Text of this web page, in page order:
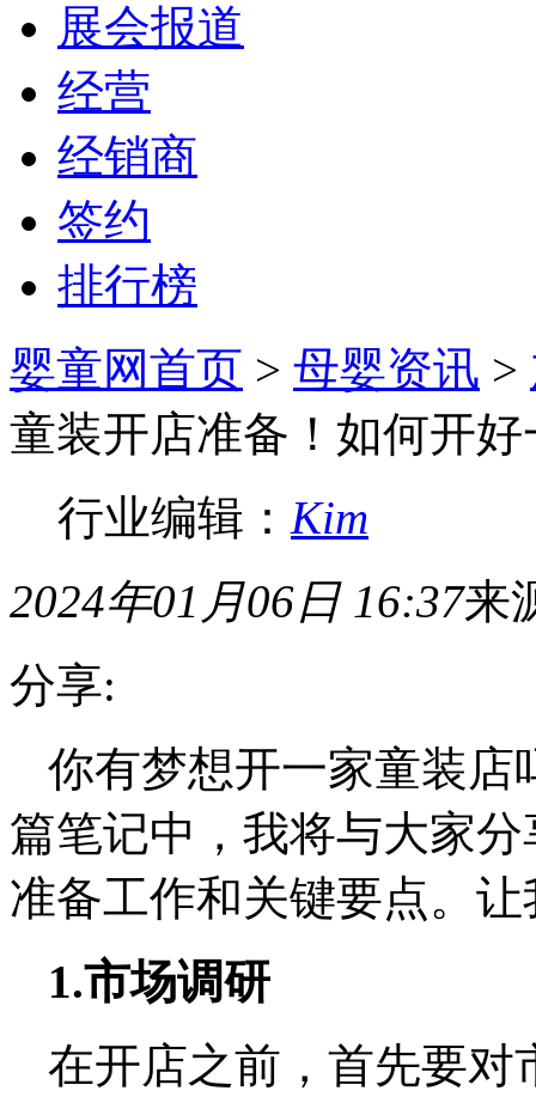
展会报道
经营
经销商
签约
排行榜
婴童网首页 > 母婴资讯 >
童装开店准备！如何开
行业编辑： Kim
2024年01月06日 16:37来
分享:
你有梦想开一家童装店
篇笔记中，我将与大家
准备工作和关键要点。
1.市场调研
在开店之前，首先要对